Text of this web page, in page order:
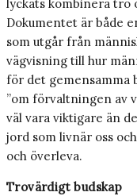
lyckats kombinera tro
Dokumentet är både
som utgår från
vägvisning till hur
för det gemensamma
”om förvaltningen av
väl vara viktigare än
jord som livnär oss
och överleva.
Trovärdigt budskap